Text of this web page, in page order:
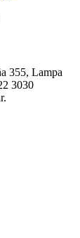
355, Lampa
3030